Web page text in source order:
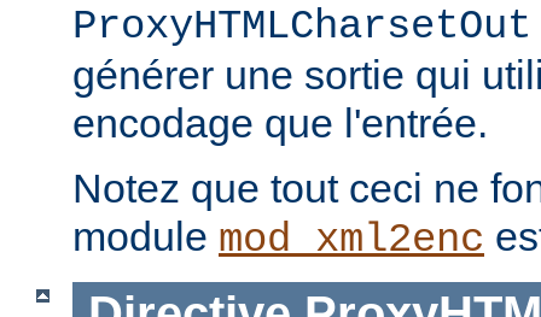
générer une sortie qui
encodage que l'entrée.
Notez que tout ceci ne
module mod_xml2enc